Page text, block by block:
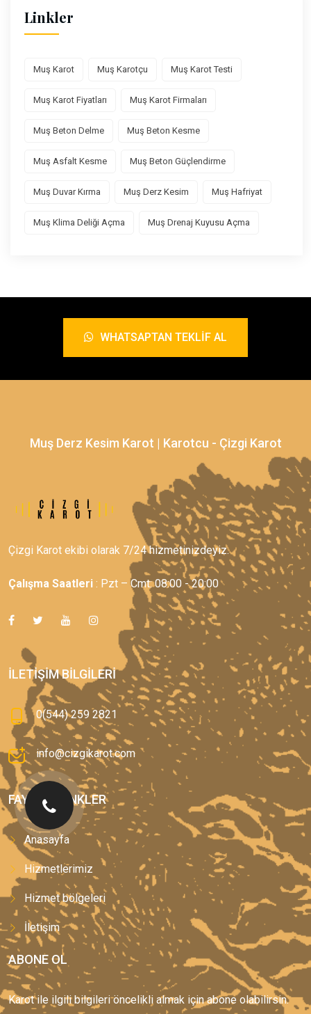
Linkler
Muş Karot Muş Karotçu Muş Karot Testi
Muş Karot Fiyatları Muş Karot Firmaları
Muş Beton Delme Muş Beton Kesme
Muş Asfalt Kesme Muş Beton Güçlendirme
Muş Duvar Kırma Muş Derz Kesim Muş Hafriyat
Muş Klima Deliği Açma Muş Drenaj Kuyusu Açma
WHATSAPTAN TEKLIF AL
Muş Derz Kesim Karot | Karotcu - Çizgi Karot
Çizgi Karot ekibi olarak 7/24 hizmetinizdeyiz.
Çalışma Saatleri : Pzt – Cmt: 08:00 - 20:00
İLETIŞIM BILGILERI
0(544) 259 2821
info@cizgikarot.com
FAYDALI LINKLER
Anasayfa
Hizmetlerimiz
Hizmet bölgeleri
İletişim
ABONE OL
Karot ile ilgili bilgileri öncelikli almak için abone olabilirsin.